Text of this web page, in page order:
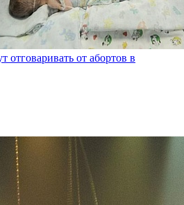
отговаривать от абортов в